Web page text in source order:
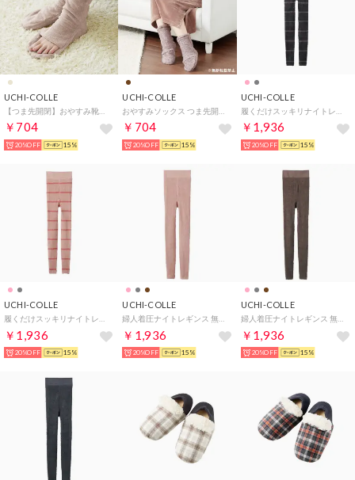
UCHI-COLLE
￥704
20%OFF 15%
UCHI-COLLE
￥704
20%OFF 15%
UCHI-COLLE
￥1,936
20%OFF 15%
UCHI-COLLE
履くだけスッキリナイトレギンス レディース ルームウェア 着圧 （ライトピンク）
￥1,936
20%OFF 15%
UCHI-COLLE
婦人着圧ナイトレギンス 無地 （ライトピンク）
￥1,936
20%OFF 15%
UCHI-COLLE
婦人着圧ナイトレギンス 無地 （ブラウン）
￥1,936
20%OFF 15%